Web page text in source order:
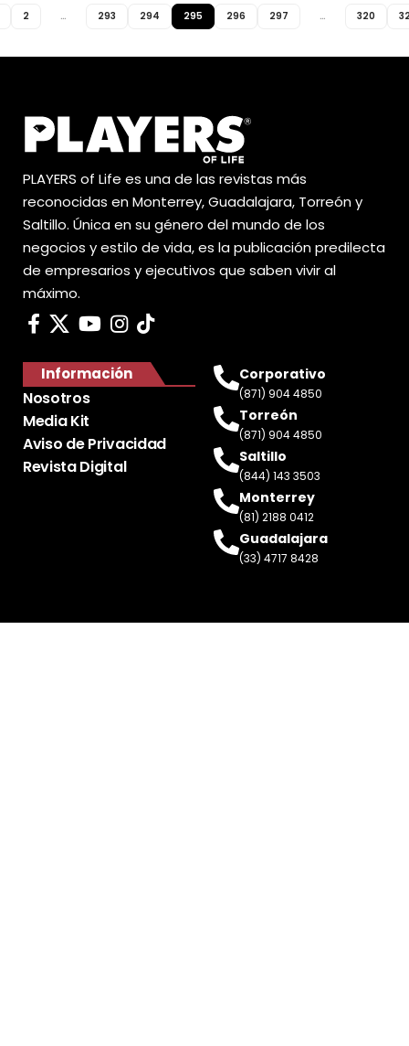
2 … 293 294 295 296 297 … 320
PLAYERS of Life es una de las revistas más
reconocidas en Monterrey, Guadalajara, Torreón y
Saltillo. Única en su género del mundo de los
negocios y estilo de vida, es la publicación predilecta
de empresarios y ejecutivos que saben vivir al
máximo.
Información
Nosotros
Media Kit
Aviso de Privacidad
Revista Digital
Corporativo
(871) 904 4850
Torreón
(871) 904 4850
Saltillo
(844) 143 3503
Monterrey
(81) 2188 0412
Guadalajara
(33) 4717 8428